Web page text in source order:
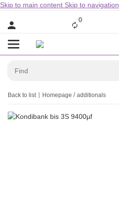
Skip to main content Skip to navigation
0
Back to list Homepage additionals